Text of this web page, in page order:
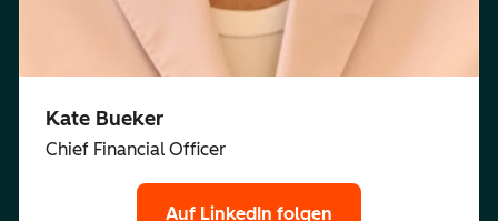
Kate Bueker
Chief Financial Officer
Auf LinkedIn folgen